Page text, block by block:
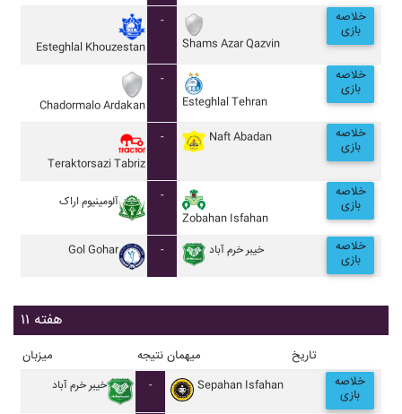
Esteghlal Khouzestan
-
Shams Azar Qazvin
خلاصه
بازی
Chadormalo Ardakan
-
Esteghlal Tehran
خلاصه
بازی
Teraktorsazi Tabriz
- Naft Abadan خلاصه
بازی
آلومينيوم اراک
-
Zobahan Isfahan
خلاصه
بازی
Gol Gohar - خيبر خرم آباد خلاصه
بازی
هفته ۱۱
میزبان نتیجه میهمان تاریخ
خيبر خرم آباد - Sepahan Isfahan خلاصه
بازی